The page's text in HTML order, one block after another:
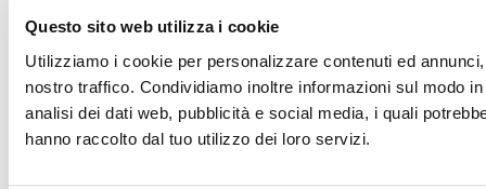
Questo sito web utilizza i cookie
Utilizziamo i cookie per personalizzare contenuti ed
nostro traffico. Condividiamo inoltre informazioni sul modo
analisi dei dati web, pubblicità e social media, i quali
hanno raccolto dal tuo utilizzo dei loro servizi.